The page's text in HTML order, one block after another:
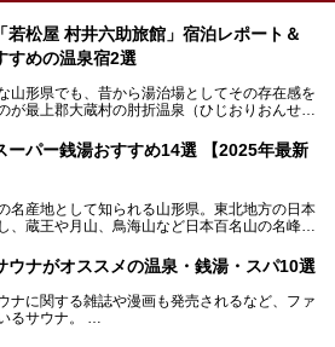
若松屋 村井六助旅館」宿泊レポート＆
すめの温泉宿2選
山形県でも、昔から湯治場としてその存在感を
が最上郡大蔵村の肘折温泉（ひじおりおんせ
折温泉の「若松屋 村井六助旅館」に宿泊した
とおすすめの温泉宿を2軒ご紹介します。
あり、源泉掛け流しの旅館も多い肘折温泉は、
ーパー銭湯おすすめ14選 【2025年最新
名産地として知られる山形県。東北地方の日本
、蔵王や月山、鳥海山など日本百名山の名峰や
程の1/3にあたる期間を山形県で過ごしたとい
らも、山形の深い魅力がうかがえます。
、県内全域に多様な温泉があり、35ある市町
温泉が湧いているという温泉県。そんな山形県
クしたいスーパー銭湯をご紹介します。
ウナがオススメの温泉・銭湯・スパ10選
ナに関する雑誌や漫画も発売されるなど、ファ
るサウナ。